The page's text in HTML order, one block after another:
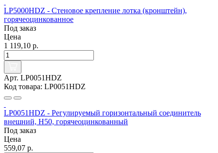
LP5000HDZ - Стеновое крепление лотка (кронштейн),
горячеоцинкованное
Под заказ
Цена
1 119,10 р.
Арт. LP0051HDZ
Код товара: LP0051HDZ
LP0051HDZ - Регулируемый горизонтальный соединитель
внешний, H50, горячеоцинкованный
Под заказ
Цена
559,07 р.